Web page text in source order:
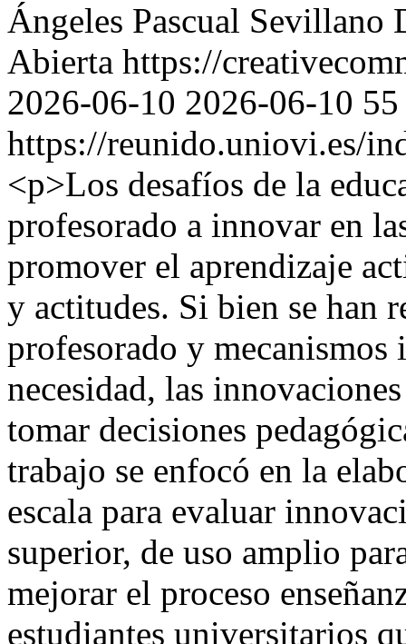
Ángeles Pascual Sevillano
Abierta https://
2026-06-10 2026-06-10 55
https://reunido.uniovi.es/
<p>Los desafíos de la
profesorado a innovar en
promover el aprendizaje
y actitudes. Si bien se han
profesorado y mecanismos
necesidad, las
tomar decisiones
trabajo se enfocó en la
escala para evaluar
superior, de uso amplio
mejorar el proceso
estudiantes universitarios